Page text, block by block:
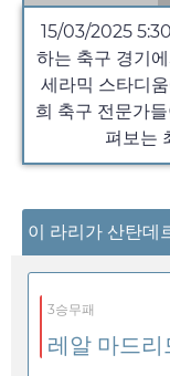
15/03/2025
하는 축구 경기
세라믹 스타디
희 축구 전문가
펴보는
이 라리가 산탄데
3승무패
레알 마드리